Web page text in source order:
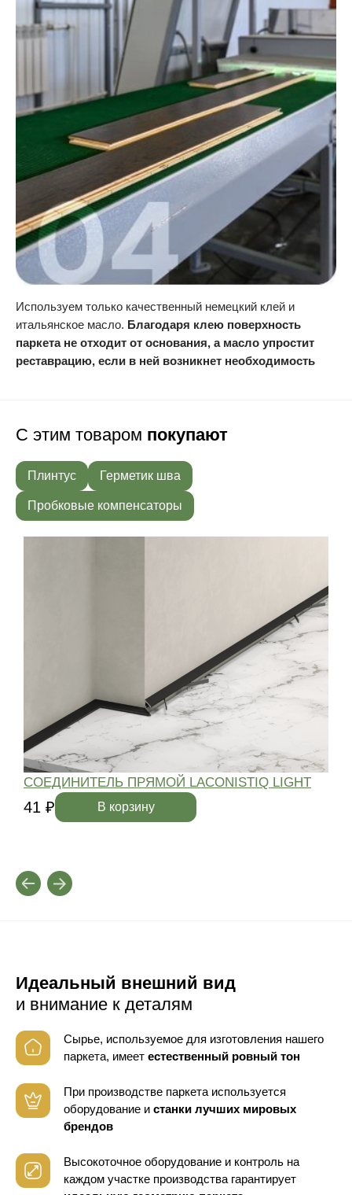
Используем только качественный немецкий клей и
итальянское масло. Благодаря клею поверхность
паркета не отходит от основания, а масло упростит
реставрацию, если в ней возникнет необходимость
С этим товаром покупают
Плинтус Герметик шва
Пробковые компенсаторы
СОЕДИНИТЕЛЬ ПРЯМОЙ LACONISTIQ LIGHT
41 ₽ В корзину
Идеальный внешний вид
и внимание к деталям
Сырье, используемое для изготовления нашего
паркета, имеет естественный ровный тон
При производстве паркета используется
оборудование и станки лучших мировых
брендов
Высокоточное оборудование и контроль на
каждом участке производства гарантирует